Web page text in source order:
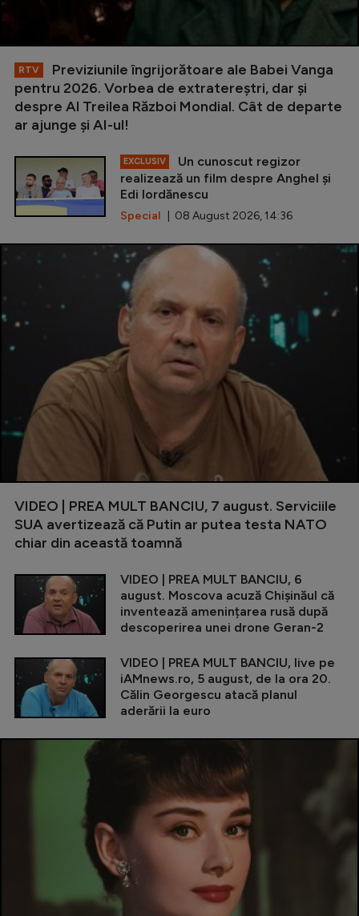
RTV
Previziunile îngrijorătoare ale Babei Vanga
pentru 2026. Vorbea de extratereștri, dar și
despre Al Treilea Război Mondial. Cât de departe
ar ajunge și AI-ul!
EXCLUSIV
Un cunoscut regizor
realizează un film despre Anghel și
Edi Iordănescu
Special | 08 August 2026, 14:36
VIDEO | PREA MULT BANCIU, 7 august. Serviciile
SUA avertizează că Putin ar putea testa NATO
chiar din această toamnă
VIDEO | PREA MULT BANCIU, 6
august. Moscova acuză Chișinăul că
inventează amenințarea rusă după
descoperirea unei drone Geran-2
VIDEO | PREA MULT BANCIU, live pe
iAMnews.ro, 5 august, de la ora 20.
Călin Georgescu atacă planul
aderării la euro